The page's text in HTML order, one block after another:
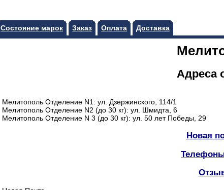
Состояние марок Заказ Оплата Доставка
Адреса
Мелитополь Отделение N1: ул. Дзержинского, 114/1
Мелитополь Отделение N2 (до 30 кг): ул. Шмидта, 6
Мелитополь Отделение N 3 (до 30 кг): ул. 50 лет Победы, 29
Новая